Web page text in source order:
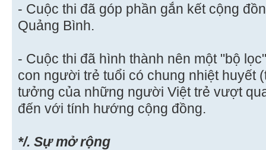
- Cuộc thi đã góp phần gắn kết cộng
Quảng Bình.
- Cuộc thi đã hình thành nên một "bộ
con người trẻ tuổi có chung nhiệt huyết
tưởng của những người Việt trẻ vượt
đến với tính hướng cộng đồng.
*/. Sự mở rộng